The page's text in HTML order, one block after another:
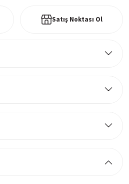
Satış Noktası Ol